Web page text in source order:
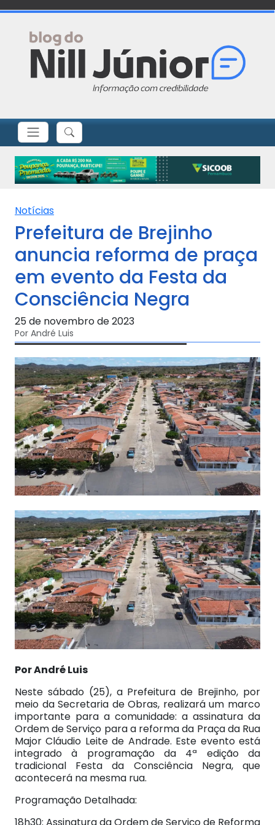
Notícias
Prefeitura de Brejinho
anuncia reforma de praça
em evento da Festa da
Consciência Negra
25 de novembro de 2023
Por André Luis
Por André Luis
Neste sábado (25), a Prefeitura de Brejinho, por
meio da Secretaria de Obras, realizará um marco
importante para a comunidade: a assinatura da
Ordem de Serviço para a reforma da Praça da Rua
Major Cláudio Leite de Andrade. Este evento está
integrado à programação da 4ª edição da
tradicional Festa da Consciência Negra, que
acontecerá na mesma rua.
Programação Detalhada:
18h30: Assinatura da Ordem de Serviço de Reforma